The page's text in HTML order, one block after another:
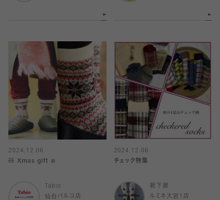
2024.12.06
🧸 Xmas gift ❄️
Tabio
仙台パルコ店
2024.12.06
チェック特集
靴下屋
ルミネ大宮1店